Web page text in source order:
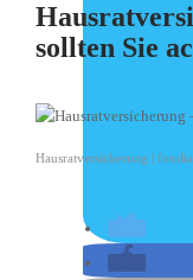
sollten Sie
Hausratversicherung |